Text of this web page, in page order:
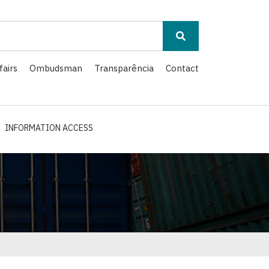
Ombudsman Transparência Contact
INFORMATION ACCESS